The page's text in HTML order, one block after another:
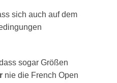
sich auch auf dem
sogar Größen
nie die French Open